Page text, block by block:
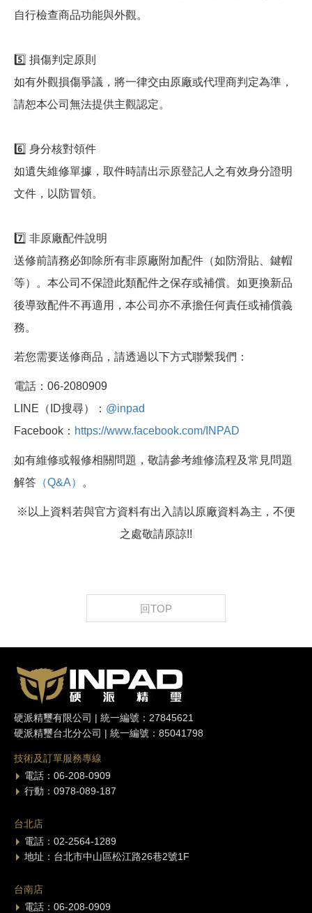
自行檢查商品功能與外觀。
5️⃣ 損傷判定原則
如有外觀損傷爭議，將一律交由原廠或代理商判定為準，
請恕本公司無法提供主觀認定。
6️⃣ 身分核對領件
如遺失維修單據，取件時請出示原登記人之有效身分證明
文件，以防冒領。
7️⃣ 非原廠配件說明
送修前請務必卸除所有非原廠附加配件（如防滑貼、鍵帽
等）。本公司不保證此類配件之保存或補償。如更換新品
後導致配件不再適用，本公司亦不承擔任何責任或補償義
務。
若您需要送修商品，請透過以下方式聯繫我們：
電話：06-2080909
LINE（ID搜尋）： @inpad
Facebook： https://www.facebook.com/INPAD
如有維修或報修相關問題，敬請參考維修流程及常見問題
解答 （Q&A） 。
※以上資料若與官方資料有出入請以原廠資料為主，不便
之處敬請原諒!!
回TOP
硬派精璽有限公司 | 統一編號：27845621
硬派精璽台北分公司 | 統一編號：85041798
技術及訂單服務專線
電話：06-208-0909
行動：0978-089-187
台北店
電話：02-2564-1289
地址：台北市中山區松江路26巷2號1F
台南店
電話：06-208-0909